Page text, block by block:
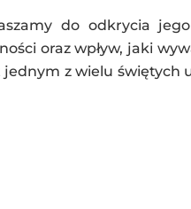
do odkrycia
oraz wpływ, jaki
z wielu świętych